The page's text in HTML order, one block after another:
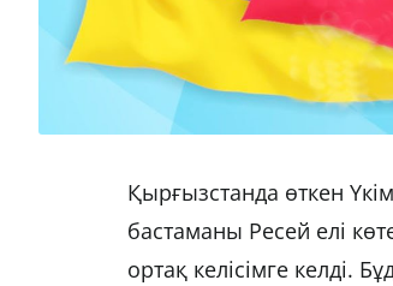
Қырғызстанда өткен
бастаманы Ресей елі
ортақ келісімге келді.